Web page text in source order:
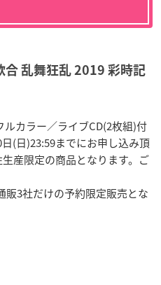
合 乱舞狂乱 2019 彩時記
カラー／ライブCD(2枚組)付
(日)23:59までにお申し込み頂
産限定の商品となります。ご
3社だけの予約限定販売とな